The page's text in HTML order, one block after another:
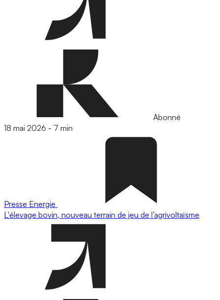
Abonné
18 mai 2026 - 7 min
Presse Energie
L'élevage bovin, nouveau terrain de jeu de l’agrivoltaïsme